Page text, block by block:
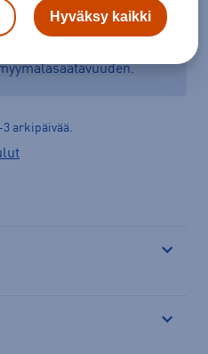
Saatavilla
arkipäivää.
Hyväksy kaikki